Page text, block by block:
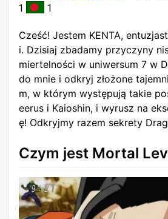
1
1
Cześć! Jestem KENTA,
i. Dzisiaj zbadamy przyczyny
miertelności w uniwersum 7 w
do mnie i odkryj złożone
m, w którym występują takie
eerus i Kaioshin, i wyrusz na
ę! Odkryjmy razem sekrety
Czym jest Mortal